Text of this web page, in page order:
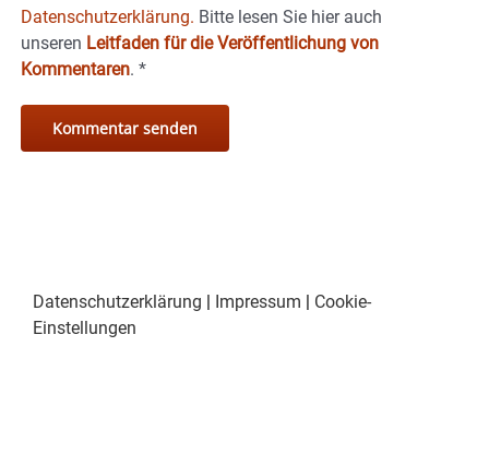
Datenschutzerklärung. Bitte lesen Sie hier auch
unseren Leitfaden für die Veröffentlichung von
Kommentaren. *
Datenschutzerklärung Impressum
Cookie-
Einstellungen